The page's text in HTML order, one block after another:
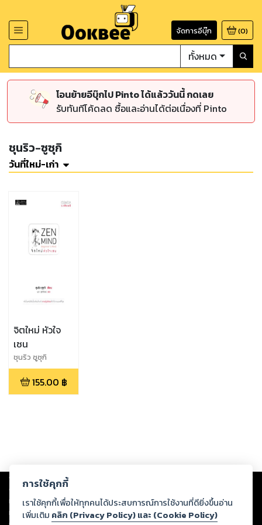
จัดการอีบุ๊ก (0)
ทั้งหมด
โอนย้ายอีบุ๊กไป Pinto ได้แล้ววันนี้ กดเลย
รับทันทีโค้ดลด ซื้อและอ่านได้ต่อเนื่องที่ Pinto
ชุนริว-ซูซุกิ
วันที่ใหม่-เก่า
จิตใหม่ หัวใจ
เซน
ชุนริว ซูซุกิ
155.00 ฿
Copyright © 2026
ต่อผลงานหรือเนื้อหาใดที่อัปโหลดผ่านเว็บไซต์และปรากฏว่าละเมิดสิทธิใน
ทรัพย์สินทางปัญญาของบุคคลอื่นหรือขัดต่อกฎหมายและศีลธรรม ดังนั้น ผู้อ่าน
ทุกท่านโปรดใช้วิจารณญาณในการกลั่นกรองด้วยตนเอง และหากท่านพบว่าส่วน
การใช้คุกกี้
เราใช้คุกกี้เพื่อให้ทุกคนได้ประสบการณ์การใช้งานที่ดียิ่งขึ้นอ่าน
เพิ่มเติม คลิก (Privacy Policy) และ (Cookie Policy)